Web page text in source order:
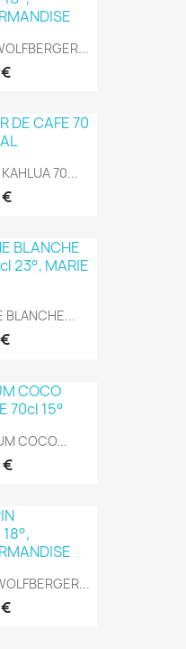
70...
BLANCHE...
COCO...